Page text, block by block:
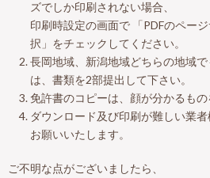
ズでしか印刷されない場合、
印刷時設定の画面で 「PDFのペー
択」をチェックしてください。
長岡地域、新潟地域どちらの地域
は、書類を2部提出して下さい。
免許書のコピーは、顔が分かるもの
ダウンロード及び印刷が難しい業
お願いいたします。
ご不明な点がございましたら、